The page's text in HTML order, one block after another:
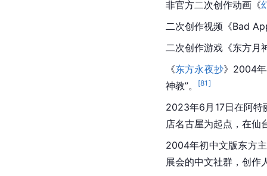
非官方二次创作动画《
二次创作视频《Bad
二次创作游戏《东方月
《东方永夜抄》2004
神教”。
[81 ]
2023年6月17日在阿特
店名古屋为起点，在仙
2004年初中文版东方
展会的中文社群，创